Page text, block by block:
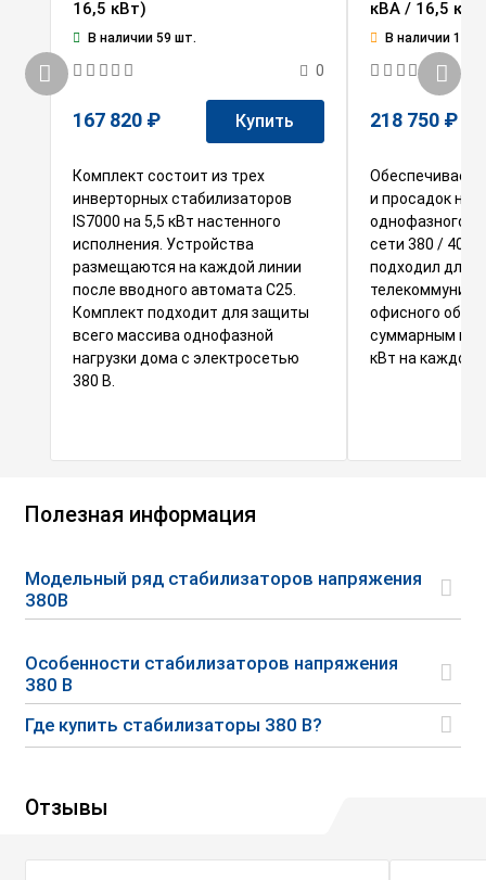
16,5 кВт)
В наличии 59 шт.
0
167 820 ₽ Купить
Комплект состоит из трех
инверторных стабилизаторов
IS7000 на 5,5 кВт настенного
исполнения. Устройства
размещаются на каждой линии
после вводного автомата С25.
Комплект подходит для защиты
всего массива однофазной
нагрузки дома с электросетью
380 В.
кВА / 16,5
В наличии 1 шт.
218 750 ₽
Обеспечивает
и просадок
однофазного
сети 380 / 400
подходил для
офисного
суммарным
кВт на каждой
Полезная информация
Модельный ряд стабилизаторов напряжения
380В
Особенности стабилизаторов напряжения
380 В
Где купить стабилизаторы 380 В?
Отзывы